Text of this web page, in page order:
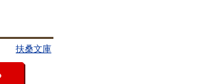
扶桑文庫